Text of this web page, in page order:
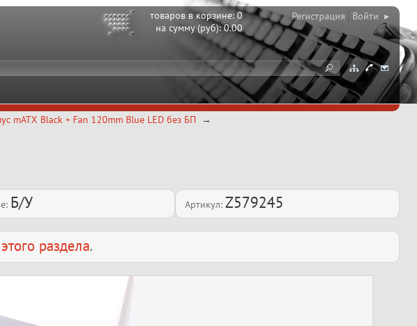
товаров в корзине:0
на сумму (руб):0.00
Регистрация Войти ▸
mATX Black + Fan 120mm Blue LED без БП
Б/У Артикул: Z579245
раздела.